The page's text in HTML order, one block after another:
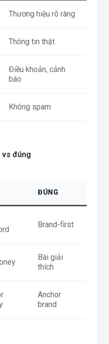
Thương hiệu rõ ràng
Thông tin thật
Điều khoản, cảnh
báo
Không spam
vs đúng
ĐÚNG
Brand-first
Bài giải
thích
Anchor
brand